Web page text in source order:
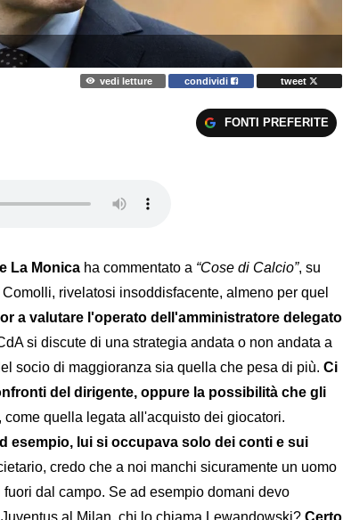
vedi letture condividi tweet
FONTI PREFERITE
La Monica ha commentato a “Cose di Calcio”, su
rivelatosi insoddisfacente, almeno per quel
a valutare l'operato dell'amministratore delegato
si discute di una strategia andata o non andata a
socio di maggioranza sia quella che pesa di più. Ci
del dirigente, oppure la possibilità che gli
, come quella legata all'acquisto dei giocatori.
esempio, lui si occupava solo dei conti e sui
credo che a noi manchi sicuramente un uomo
dal campo. Se ad esempio domani devo
al Milan, chi lo chiama Lewandowski? Certo